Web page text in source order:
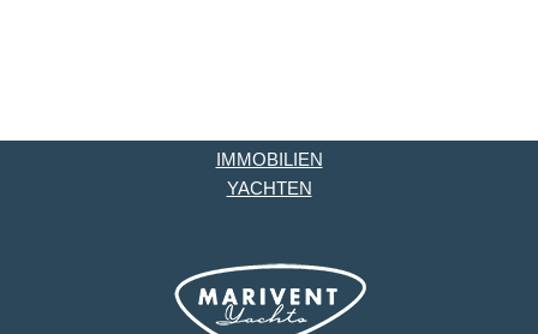
IMMOBILIEN
YACHTEN